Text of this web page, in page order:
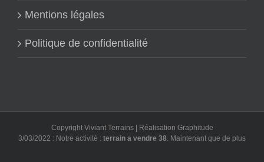
Mentions légales
Politique de confidentialité
Copyright Viviant Terrains | Réalisation Graphitude
03/03/2022 : Notre activité :terrain a vendre 38. Maintenant que de plus en plus